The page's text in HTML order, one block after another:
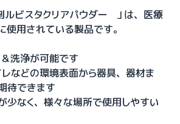
ルビスタクリアパウダー 」は、医療
用されている製品です。
洗浄が可能です
などの環境表面から器具、器材ま
待できます
なく、様々な場所で使用しやすい